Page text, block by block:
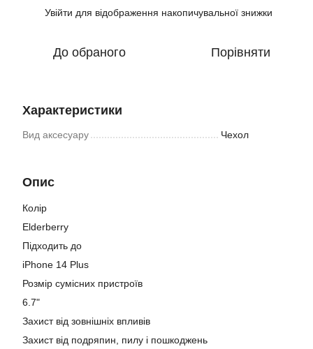
Увійти для відображення накопичувальної знижки
До обраного Порівняти
Характеристики
Вид аксесуару Чехол
Опис
Колір
Elderberry
Підходить до
iPhone 14 Plus
Розмір сумісних пристроїв
6.7"
Захист від зовнішніх впливів
Захист від подряпин, пилу і пошкоджень